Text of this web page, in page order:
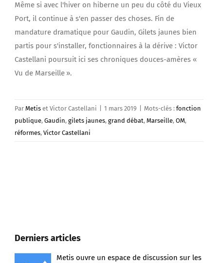
Même si avec l'hiver on hiberne un peu du côté du Vieux
Port, il continue à s'en passer des choses. Fin de
mandature dramatique pour Gaudin, Gilets jaunes bien
partis pour s'installer, fonctionnaires à la dérive : Victor
Castellani poursuit ici ses chroniques douces-amères «
Vu de Marseille ».
Par Metis et Victor Castellani 1 mars 2019 Mots-clés : fonction
publique, Gaudin, gilets jaunes, grand débat, Marseille, OM,
réformes, Victor Castellani
Derniers articles
Metis ouvre un espace de discussion sur les